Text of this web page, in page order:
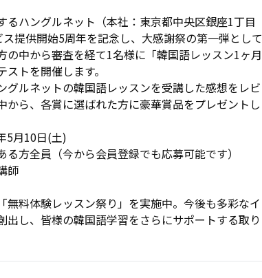
ハングルネット（本社：東京都中央区銀座1丁目
提供開始5周年を記念し、大感謝祭の第一弾として
の中から審査を経て1名様に「韓国語レッスン1ヶ月
トを開催します。
グルネットの韓国語レッスンを受講した感想をレビ
から、各賞に選ばれた方に豪華賞品をプレゼントし
5月10日(土)
方全員（今から会員登録でも応募可能です）
師
料体験レッスン祭り」を実施中。今後も多彩なイ
し、皆様の韓国語学習をさらにサポートする取り